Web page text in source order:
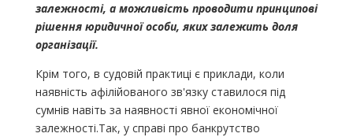
залежності, а можливість проводити принципові
рішення юридичної особи, яких залежить доля
організації.
Крім того, в судовій практиці є приклади, коли
наявність афілійованого зв'язку ставилося під
сумнів навіть за наявності явної економічної
залежності.Так, у справі про банкрутство